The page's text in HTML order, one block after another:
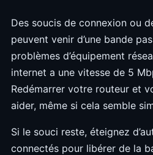
Des soucis de connexion ou
peuvent venir d’une bande
problèmes d’équipement
internet a une vitesse de 5
Redémarrer votre routeur et
aider, même si cela semble
Si le souci reste, éteignez
connectés pour libérer de la